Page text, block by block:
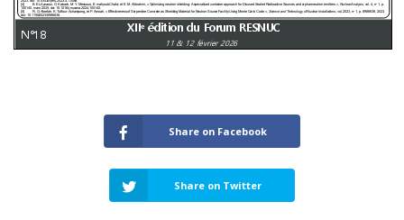
Share on Facebook
Share on Twitter